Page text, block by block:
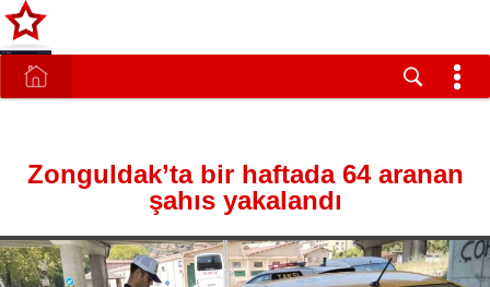
Zonguldak’ta bir haftada 64 aranan
şahıs yakalandı